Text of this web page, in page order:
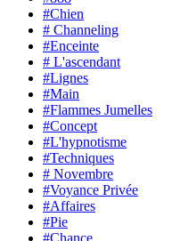
#Chien
# Channeling
#Enceinte
# L'ascendant
#Lignes
#Main
#Flammes Jumelles
#Concept
#L'hypnotisme
#Techniques
# Novembre
#Voyance Privée
#Affaires
#Pie
#Chance